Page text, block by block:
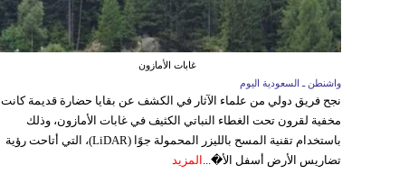
غابات الأمازون
واشنطن ـ السعودية اليوم
نجح فريق دولي من علماء الآثار في الكشف عن بقايا حضارة قديمة كانت
مخفية لقرون تحت الغطاء النباتي الكثيف في غابات الأمازون، وذلك
باستخدام تقنية المسح بالليزر المحمولة جوًا (LiDAR)، التي أتاحت رؤية
تضاريس الأرض أسفل الأ�... المزيد